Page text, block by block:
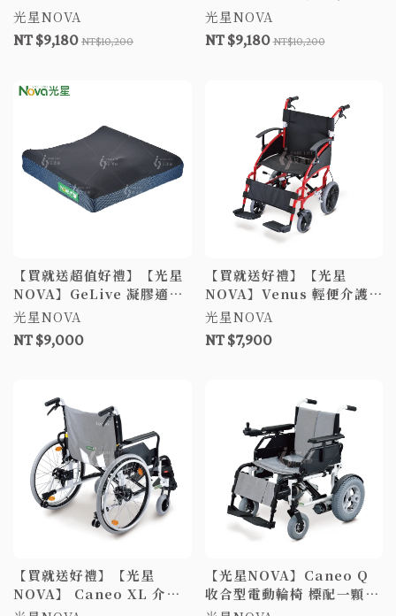
輕量型輪椅 鋁合金輪椅 輕
便介護型 手動輪椅 輪椅補
助B款
光星NOVA
NT $9,180 NT$10,200
輪椅 鋁合金輪椅 輕量輪椅
居家輪椅 外出輪椅
光星NOVA
NT $9,180NT$10,200
【買就送超值好禮】【光星
NOVA】GeLive 凝膠適型
座墊 16" 凝膠坐墊 輪椅座墊
C款補助
光星NOVA
NT $9,000
【買就送好禮】【光星
NOVA】Venus 輕便介護椅
室內介護型輪椅 輕量型輪椅
台灣製 可拆腳 扶手可調高
度 介護型輪椅 手動輪椅 輕
光星NOVA
NT $7,900
【買就送好禮】【光星
NOVA】 Caneo XL 介護
鼓剎型輪椅 鋁合金輪椅 台
【光星NOVA】Caneo Q
收合型電動輪椅 標配⼀顆電
池 符合電動輪椅補助 座高